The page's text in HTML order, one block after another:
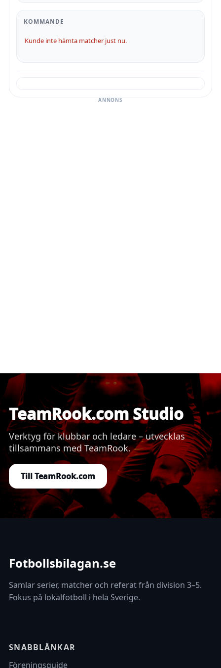
KOMMANDE
Kunde inte hämta matcher just nu.
ANNONS
TeamRook.com Studio
Verktyg för klubbar och ledare – utvecklas
tillsammans med TeamRook.
Till TeamRook.com
Fotbollsbilagan.se
Samlar serier, matcher och referat från division 3–5.
Fokus på lokalfotboll i hela Sverige.
SNABBLÄNKAR
Föreningsguide